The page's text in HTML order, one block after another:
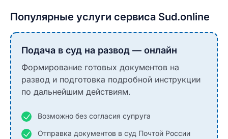
Популярные услуги сервиса Sud.online
Подача в суд на развод — онлайн
Формирование готовых документов на
развод и подготовка подробной инструкции
по дальнейшим действиям.
Возможно без согласия супруга
Отправка документов в суд Почтой России